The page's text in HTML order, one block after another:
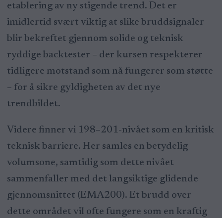
etablering av ny stigende trend. Det er
imidlertid svært viktig at slike bruddsignaler
blir bekreftet gjennom solide og teknisk
ryddige backtester – der kursen respekterer
tidligere motstand som nå fungerer som støtte
– for å sikre gyldigheten av det nye
trendbildet.
Videre finner vi 198–201-nivået som en kritisk
teknisk barriere. Her samles en betydelig
volumsone, samtidig som dette nivået
sammenfaller med det langsiktige glidende
gjennomsnittet (EMA200). Et brudd over
dette området vil ofte fungere som en kraftig